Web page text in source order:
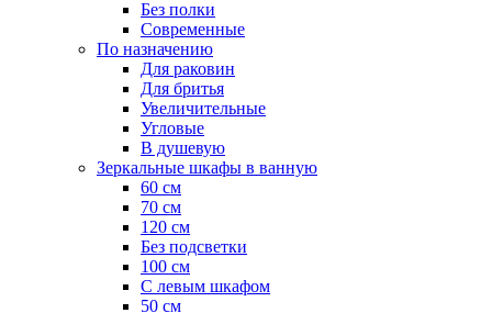
Без полки
Современные
По назначению
Для раковин
Для бритья
Увеличительные
Угловые
В душевую
Зеркальные шкафы в ванную
60 см
70 см
120 см
Без подсветки
100 см
С левым шкафом
50 см